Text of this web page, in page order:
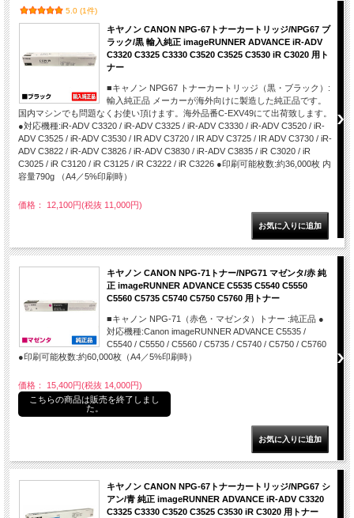
5.0 (1件)
キヤノン CANON NPG-67トナーカートリッジ/NPG67 ブ
ラック/黒 輸入純正 imageRUNNER ADVANCE iR-ADV
C3320 C3325 C3330 C3520 C3525 C3530 iR C3020 用ト
ナー
■キャノン NPG67 トナーカートリッジ（黒・ブラック）:
輸入純正品 メーカーが海外向けに製造した純正品です。
国内マシンでも問題なくお使い頂けます。海外品番C-EXV49にて出荷致します。
●対応機種:iR-ADV C3320 / iR-ADV C3325 / iR-ADV C3330 / iR-ADV C3520 / iR-
ADV C3525 / iR-ADV C3530 / IR ADV C3720 / IR ADV C3725 / IR ADV C3730 / iR-
ADV C3822 / iR-ADV C3826 / iR-ADV C3830 / iR-ADV C3835 / iR C3020 / iR
C3025 / iR C3120 / iR C3125 / iR C3222 / iR C3226 ●印刷可能枚数:約36,000枚 内
容量790g （A4／5%印刷時）
価格： 12,100円(税抜 11,000円)
キヤノン CANON NPG-71トナー/NPG71 マゼンタ/赤 純
正 imageRUNNER ADVANCE C5535 C5540 C5550
C5560 C5735 C5740 C5750 C5760 用トナー
■キャノン NPG-71（赤色・マゼンタ）トナー :純正品 ●
対応機種:Canon imageRUNNER ADVANCE C5535 /
C5540 / C5550 / C5560 / C5735 / C5740 / C5750 / C5760
●印刷可能枚数:約60,000枚（A4／5%印刷時）
価格： 15,400円(税抜 14,000円)
こちらの商品は販売を終了しまし
た。
キヤノン CANON NPG-67トナーカートリッジ/NPG67 シ
アン/青 純正 imageRUNNER ADVANCE iR-ADV C3320
C3325 C3330 C3520 C3525 C3530 iR C3020 用トナー